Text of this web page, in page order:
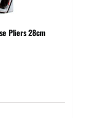
Pliers 28cm